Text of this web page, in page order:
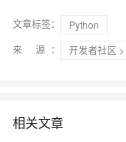
文章标签：
Python
来 源：
开发者社区 >
相关文章